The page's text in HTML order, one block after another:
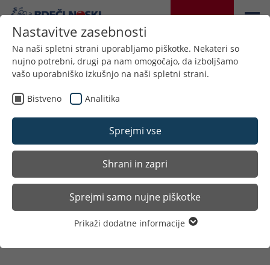
DONIRAJTE
Back
Deli:
Mednarodni dan
starejših
Nastavitve zasebnosti
Na naši spletni strani uporabljamo piškotke. Nekateri so
nujno potrebni, drugi pa nam omogočajo, da izboljšamo
vašo uporabniško izkušnjo na naši spletni strani.
Bistveno Analitika
Sprejmi vse
Shrani in zapri
Sprejmi samo nujne piškotke
Nujni piškotki so potrebni za osnovne funkcije spletne
Prikaži dodatne informacije